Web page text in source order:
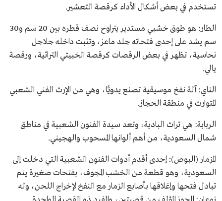
تستخدم في بعض أشكال الأداء كرقصة التعشير.
الطار: هو طوق خشبي مستدير يتراوح نصف قطره بين 20 سم و30
سم يشد على إحدى فتحاته جلد ماعز، وتثبت داخله جلاجل
نحاسية، تظهر في بعض الرقصات كرقصة الخبيتي التراثية، ورقصة
يالي.
الناي: آلة نفخ موسيقية تصنع يدويًّا، وهي من الإرث الفني الشعبي
المتوارث في منطقة الحجاز.
الربابة: هي تراث البادية، وتعد سيدة الفنون الشعبية في مناطق
شمال السعودية، من أهم ألوانها المسحوب والهجيني.
المزمار (البوص): إحدى أقدم أدوات الفنون الشعبية التي دخلت إلى
السعودية، وهو قطعة من الخشب المجوف، بفتحات صغيرة يتم
تبادل فتحها وإغلاقها بأصابع الزمار مع النفخ لإخراج اللحن، وله